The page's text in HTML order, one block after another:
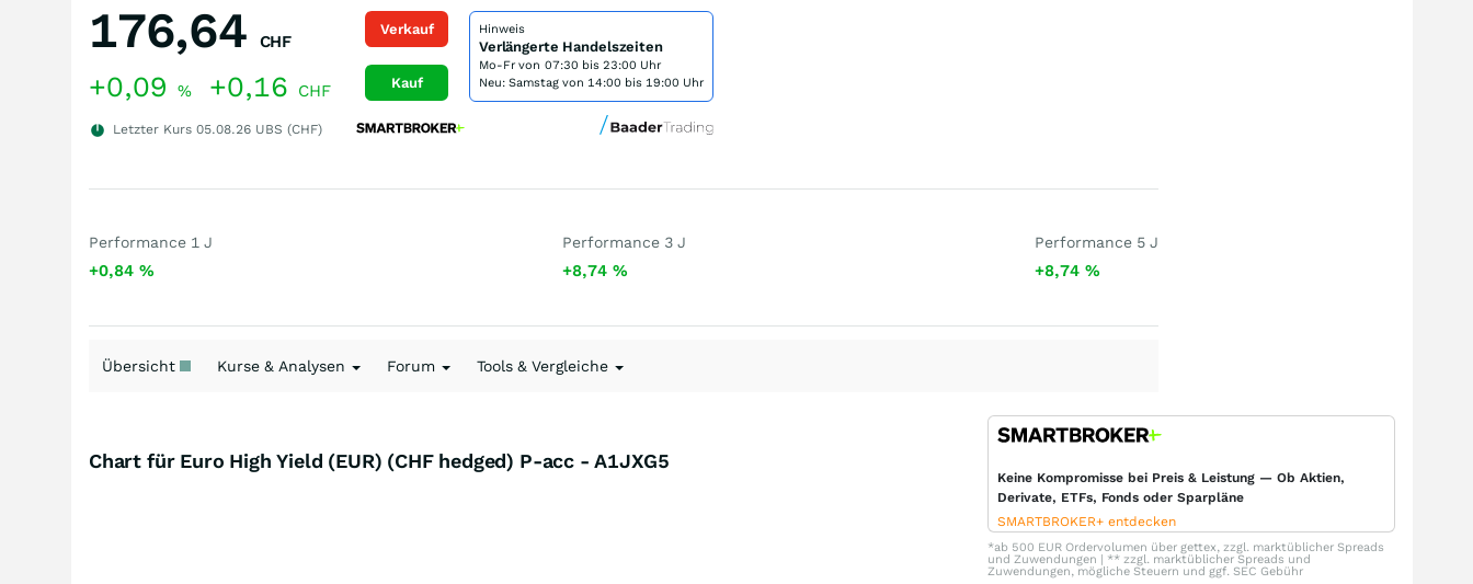
176,64 CHF
+0,09 % +0,16 CHF
Letzter Kurs 05.08.26 UBS (CHF)
Verkauf
Kauf
Hinweis
Verlängerte Handelszeiten
Mo-Fr von 07:30 bis 23:00 Uhr
Neu: Samstag von 14:00 bis 19:00 Uhr
Performance 1 J
+0,84 %
Performance 3 J
+8,74 %
Performance 5 J
+8,74 %
Übersicht Kurse & Analysen Forum Tools & Vergleiche
Chart für Euro High Yield (EUR) (CHF hedged) P-acc - A1JXG5
Keine Kompromisse bei Preis & Leistung — Ob Aktien,
Derivate, ETFs, Fonds oder Sparpläne
SMARTBROKER+ entdecken
*ab 500 EUR Ordervolumen über gettex, zzgl. marktüblicher Spreads
und Zuwendungen | ** zzgl. marktüblicher Spreads und
Zuwendungen, mögliche Steuern und ggf. SEC Gebühr